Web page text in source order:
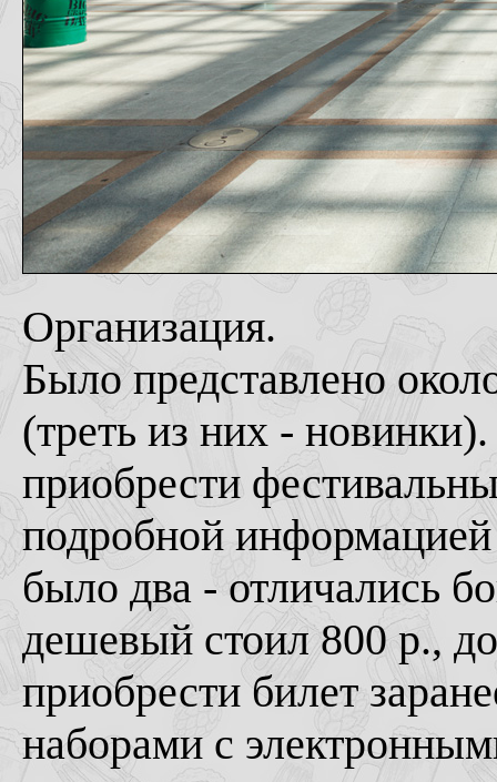
Организация.
Было представлено
(треть из них -
приобрести
подробной
было два - отличались
дешевый стоил 800 р.,
приобрести билет
наборами с